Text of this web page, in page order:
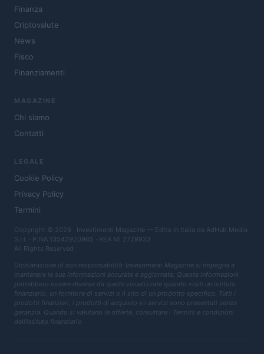
Finanza
Criptovalute
News
Fisco
Finanziamenti
MAGAZINE
Chi siamo
Contatti
LEGALE
Cookie Policy
Privacy Policy
Termini
Copyright © 2026 · Investimenti Magazine — Edito in Italia da AdHub Media
S.r.l. · P.IVA 13542920965 · REA MI 2729933
All Rights Reserved
Dichiarazione di non responsabilità: Investimenti Magazine si impegna a
mantenere le sue informazioni accurate e aggiornate. Queste informazioni
potrebbero essere diverse da quelle visualizzate quando visiti un istituto
finanziario, un fornitore di servizi o il sito di un prodotto specifico. Tutti i
prodotti finanziari, i prodotti di acquisto e i servizi sono presentati senza
garanzia. Quando si valutano le offerte, consultare i Termini e condizioni
dell'istituto finanziario.